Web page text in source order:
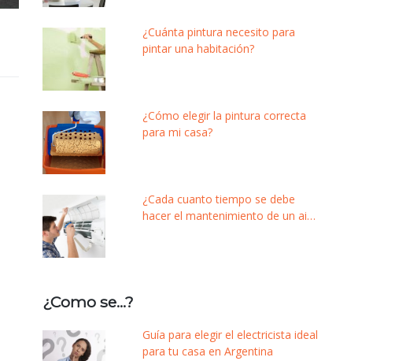
¿Cuánta pintura necesito para
pintar una habitación?
¿Cómo elegir la pintura correcta
para mi casa?
¿Cada cuanto tiempo se debe
hacer el mantenimiento de un aire
¿Como se…?
Guía para elegir el electricista ideal
para tu casa en Argentina